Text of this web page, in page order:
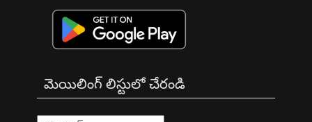
మెయిలింగ్ లిస్టులో చేరండి